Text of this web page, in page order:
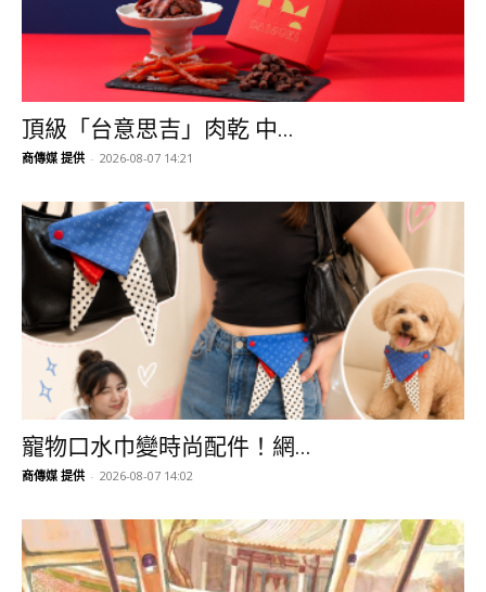
頂級「台意思吉」肉乾 中...
商傳媒 提供 - 2026-08-07 14:21
寵物口水巾變時尚配件！網...
商傳媒 提供 - 2026-08-07 14:02